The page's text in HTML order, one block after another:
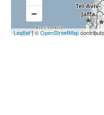
Leaflet| ©OpenStreetMap